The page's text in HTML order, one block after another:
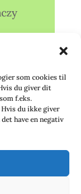
som cookies til
du giver dit
f.eks.
du ikke giver
have en negativ
(VdÜ)